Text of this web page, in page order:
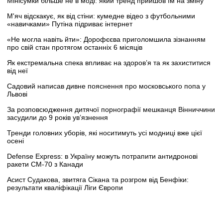
М'яч відскакує, як від стіни: кумедне відео з футбольними
«навичками» Путіна підриває інтернет
«Не могла навіть йти»: Дорофєєва приголомшила зізнанням
про свій стан протягом останніх 6 місяців
Як екстремальна спека впливає на здоров’я та як захиститися
від неї
Садовий написав дивне пояснення про московського попа у
Львові
За розповсюдження дитячої порнографії мешканця Вінниччини
засудили до 9 років ув’язнення
Тренди головних уборів, які носитимуть усі модниці вже цієї
осені
Defense Express: в Україну можуть потрапити антидронові
ракети CM-70 з Канади
Асист Судакова, звитяга Сікана та розгром від Бенфіки:
результати кваліфікації Ліги Європи